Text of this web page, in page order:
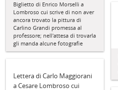
Biglietto di Enrico Morselli a
Lombroso cui scrive di non aver
ancora trovato la pittura di
Carlino Grandi promessa al
professore; nell'attesa di trovarla
gli manda alcune fotografie
Lettera di Carlo Maggiorani
a Cesare Lombroso cui